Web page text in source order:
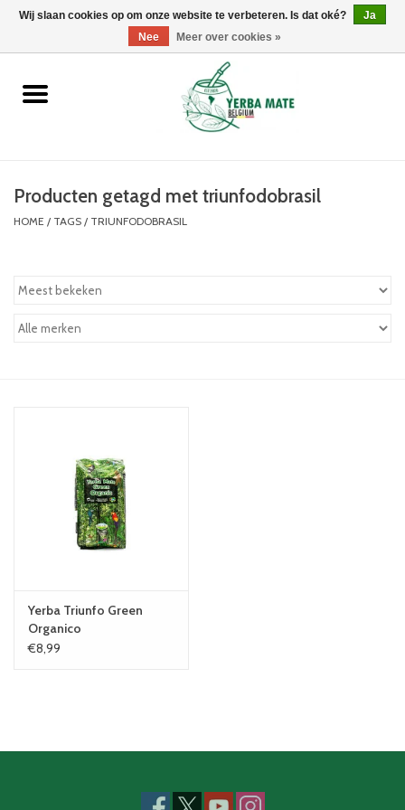
0 Artikelen - €0,00
Home
Producten
Merken
Producten getagd met triunfodobrasil
HOME / TAGS / TRIUNFODOBRASIL
Yerba Triunfo Green
Organico
€8,99
Wij slaan cookies op om onze website te verbeteren. Is dat oké?
Ja
Nee
Meer over cookies »